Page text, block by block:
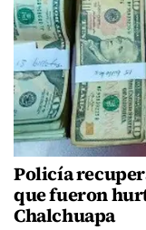
Policía
que fueron
Chalchuapa